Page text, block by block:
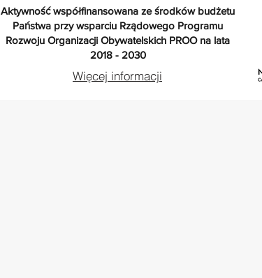
Aktywność współfinansowana ze środków budżetu
Państwa przy wsparciu Rządowego Programu
Rozwoju Organizacji Obywatelskich PROO na lata
2018 - 2030
Więcej informacji